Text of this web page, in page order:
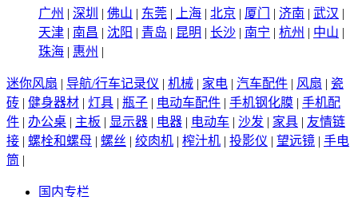
广州 | 深圳 | 佛山 | 东莞 | 上海 | 北京 | 厦门 | 济南 | 武汉 |
天津 | 南昌 | 沈阳 | 青岛 | 昆明 | 长沙 | 南宁 | 杭州 | 中山 |
珠海 | 惠州 |
迷你风扇 | 导航/行车记录仪 | 机械 | 家电 | 汽车配件 | 风扇 | 瓷
砖 | 健身器材 | 灯具 | 瓶子 | 电动车配件 | 手机钢化膜 | 手机配
件 | 办公桌 | 主板 | 显示器 | 电器 | 电动车 | 沙发 | 家具 | 友情链
接 | 螺栓和螺母 | 螺丝 | 绞肉机 | 榨汁机 | 投影仪 | 望远镜 | 手电
筒 |
国内专栏